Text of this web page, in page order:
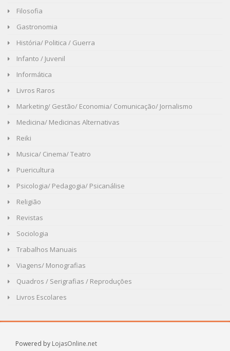
Filosofia
Gastronomia
História/ Politica / Guerra
Infanto / Juvenil
Informática
Livros Raros
Marketing/ Gestão/ Economia/ Comunicação/ Jornalismo
Medicina/ Medicinas Alternativas
Reiki
Musica/ Cinema/ Teatro
Puericultura
Psicologia/ Pedagogia/ Psicanálise
Religião
Revistas
Sociologia
Trabalhos Manuais
Viagens/ Monografias
Quadros / Serigrafias / Reproduções
Livros Escolares
Powered by LojasOnline.net